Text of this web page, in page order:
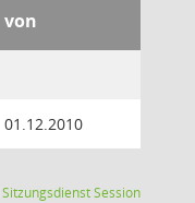
von
01.12.2010
SitzungsdienstSession(Wird in